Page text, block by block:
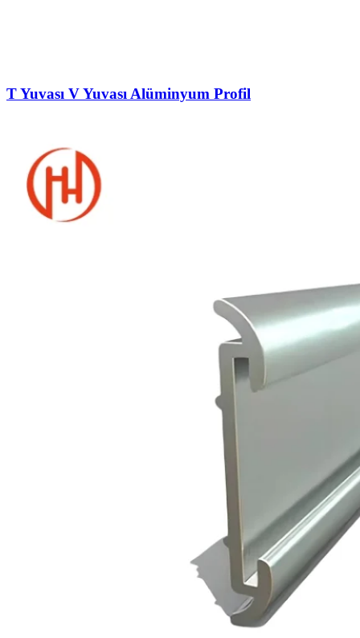
T Yuvası V Yuvası Alüminyum Profil